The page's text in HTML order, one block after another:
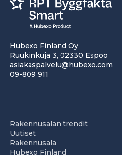
Hubexo Finland Oy
Ruukinkuja 3, 02330 Espoo
asiakaspalvelu@hubexo.com
09-809 911
Rakennusalan trendit
Uutiset
Rakennusala
Hubexo Finland